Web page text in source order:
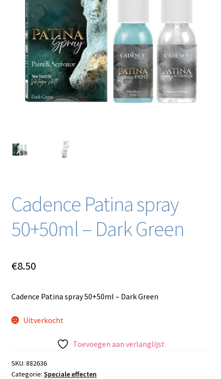
Over mij
Contact
Cadence Patina spray
50+50ml – Dark Green
€8.50
Cadence Patina spray 50+50ml – Dark Green
Uitverkocht
Toevoegen aan verlanglijst
SKU: 882636
Categorie: Speciale effecten